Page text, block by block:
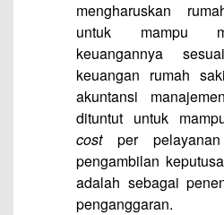
mengharuskan
untuk mampu
keuangannya
keuangan rumah
akuntansi
dituntut untuk
costper pelayanan
pengambilan
adalah sebagai
penganggaran.